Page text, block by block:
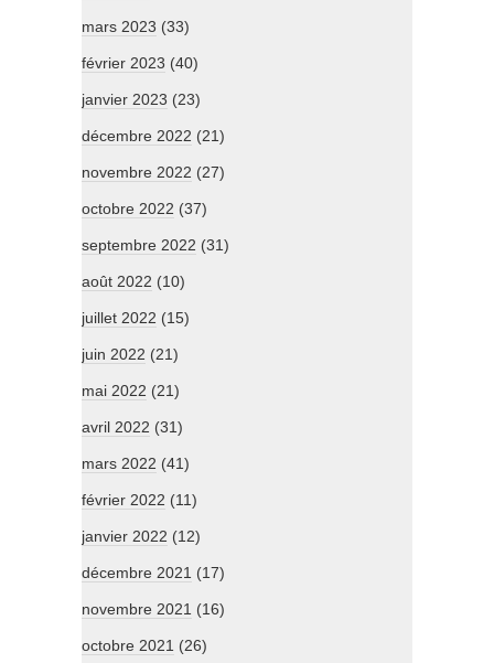
mars 2023 (33)
février 2023 (40)
janvier 2023 (23)
décembre 2022 (21)
novembre 2022 (27)
octobre 2022 (37)
septembre 2022 (31)
août 2022 (10)
juillet 2022 (15)
juin 2022 (21)
mai 2022 (21)
avril 2022 (31)
mars 2022 (41)
février 2022 (11)
janvier 2022 (12)
décembre 2021 (17)
novembre 2021 (16)
octobre 2021 (26)